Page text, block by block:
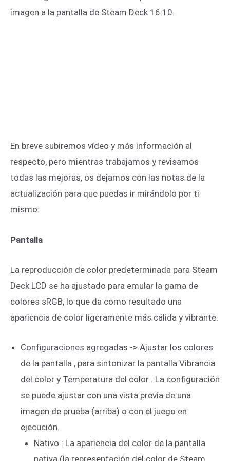
imagen a la pantalla de Steam Deck 16:10.
En breve subiremos vídeo y más información al
respecto, pero mientras trabajamos y revisamos
todas las mejoras, os dejamos con las notas de la
actualización para que puedas ir mirándolo por ti
mismo:
Pantalla
La reproducción de color predeterminada para Steam
Deck LCD se ha ajustado para emular la gama de
colores sRGB, lo que da como resultado una
apariencia de color ligeramente más cálida y vibrante.
Configuraciones agregadas -> Ajustar los colores
de la pantalla , para sintonizar la pantalla Vibrancia
del color y Temperatura del color . La configuración
se puede ajustar con una vista previa de una
imagen de prueba (arriba) o con el juego en
ejecución.
Nativo : La apariencia del color de la pantalla
nativa (la representación del color de Steam